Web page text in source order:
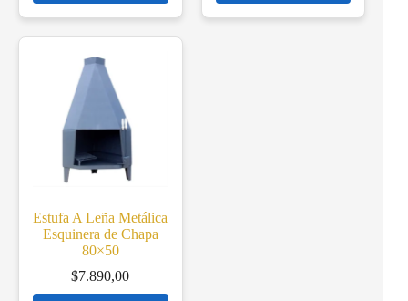
Estufa A Leña Metálica
Esquinera de Chapa
80×50
$7.890,00